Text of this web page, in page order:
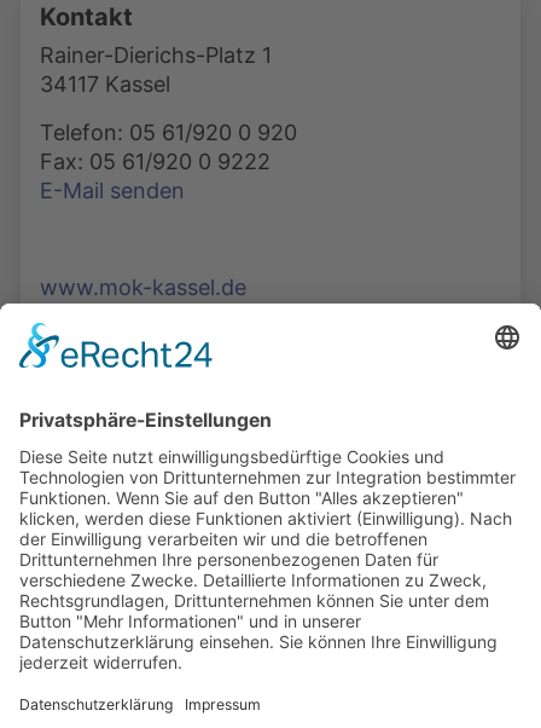
Kontakt
Rainer-Dierichs-Platz 1
34117 Kassel
Telefon: 05 61/920 0 920
Fax: 05 61/920 0 9222
E-Mail senden
www.mok-kassel.de
Podcasts, Themen und Informationen.
Entdecken Sie unser Forum für Medien, Bildung
und Demokratie - jederzeit und überall
verfügbar.
Mehr erfahren